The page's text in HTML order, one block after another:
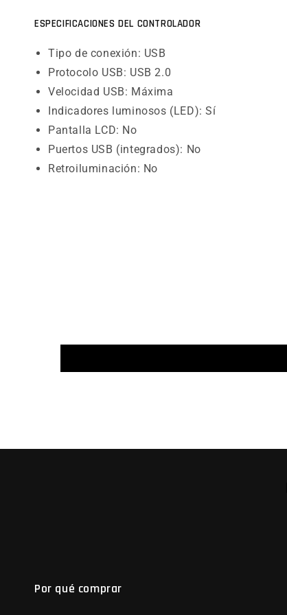
ESPECIFICACIONES DEL CONTROLADOR
Tipo de conexión: USB
Protocolo USB: USB 2.0
Velocidad USB: Máxima
Indicadores luminosos (LED): Sí
Pantalla LCD: No
Puertos USB (integrados): No
Retroiluminación: No
Por qué comprar